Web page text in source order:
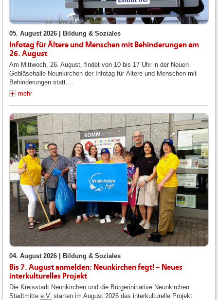
05. August 2026 | Bildung & Soziales
Infotag für Ältere und Menschen mit Behinderungen am
26. August
Am Mittwoch, 26. August, findet von 10 bis 17 Uhr in der Neuen
Gebläsehalle Neunkirchen der Infotag für Ältere und Menschen mit
Behinderungen statt....
mehr
04. August 2026 | Bildung & Soziales
Bis 7. August anmelden: Neunkirchen fegt! – Neues
interkulturelles Projekt
Die Kreisstadt Neunkirchen und die Bürgerinitiative Neunkirchen
Stadtmitte e.V. starten im August 2026 das interkulturelle Projekt